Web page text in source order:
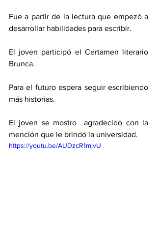
Fue a partir de la lectura que empezó a
desarrollar habilidades para escribir.
El joven participó el Certamen literario
Brunca.
Para el futuro espera seguir escribiendo
más historias.
El joven se mostro  agradecido con la
mención que le brindó la universidad.
https://youtu.be/AUDzcR1mjvU